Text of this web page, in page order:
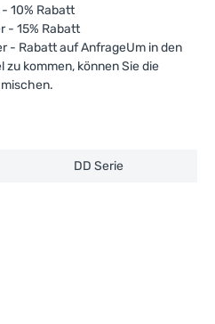
10% Rabatt
- 15% Rabatt
- Rabatt auf AnfrageUm in den
kommen, können Sie die
DD Serie